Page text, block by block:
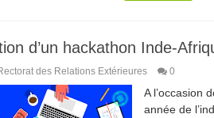
d’un hackathon Inde-
des Relations Extérieures 0
A l’occasion
année de